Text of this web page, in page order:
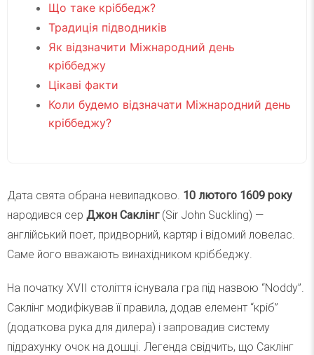
Що таке кріббедж?
Традиція підводників
Як відзначити Міжнародний день
кріббеджу
Цікаві факти
Коли будемо відзначати Міжнародний день
кріббеджу?
Дата свята обрана невипадково. 10 лютого 1609 року
народився сер Джон Саклінг(Sir John Suckling) —
англійський поет, придворний, картяр і відомий ловелас.
Саме його вважають винахідником кріббеджу.
На початку XVII століття існувала гра під назвою “Noddy”.
Саклінг модифікував її правила, додав елемент “кріб”
(додаткова рука для дилера) і запровадив систему
підрахунку очок на дошці. Легенда свідчить, що Саклінг